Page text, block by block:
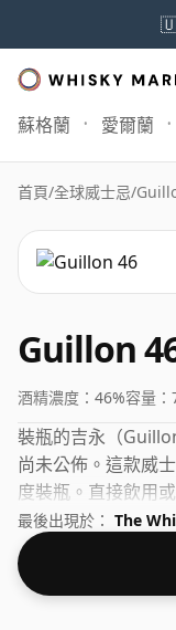
蘇格蘭 愛爾蘭
首頁/全球威士忌/
Guillon
酒精濃度： 46%容量：
裝瓶的吉永（
尚未公佈。這款威
度裝瓶。直接飲用
最後出現於： The